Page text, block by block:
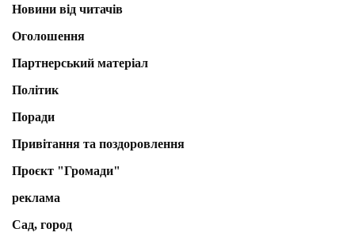
Новини від читачів
Оголошення
Партнерський матеріал
Політик
Поради
Привітання та поздоровлення
Проєкт "Громади"
реклама
Сад, город